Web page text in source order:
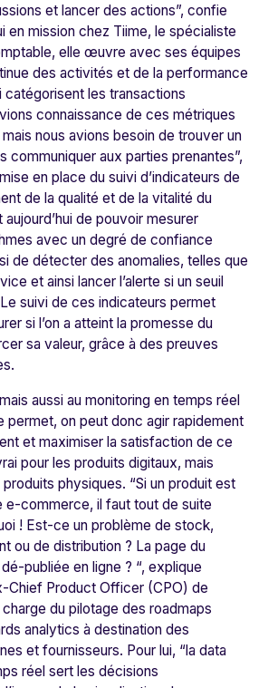
et lancer des actions”, confie
en mission chez Tiime, le spécialiste
elle œuvre avec ses équipes
des activités et de la performance
catégorisent les transactions
connaissance de ces métriques
mais nous avions besoin de trouver un
communiquer aux parties prenantes”,
en place du suivi d’indicateurs de
de la qualité et de la vitalité du
de pouvoir mesurer
avec un degré de confiance
de détecter des anomalies, telles que
et ainsi lancer l’alerte si un seuil
suivi de ces indicateurs permet
si l’on a atteint la promesse du
sa valeur, grâce à des preuves
aussi au monitoring en temps réel
permet, on peut donc agir rapidement
et maximiser la satisfaction de ce
pour les produits digitaux, mais
physiques. “Si un produit est
e-commerce, il faut tout de suite
! Est-ce un problème de stock,
ou de distribution ? La page du
publiée en ligne ? “, explique
Chief Product Officer (CPO) de
du pilotage des roadmaps
analytics à destination des
et fournisseurs. Pour lui, “la data
réel sert les décisions